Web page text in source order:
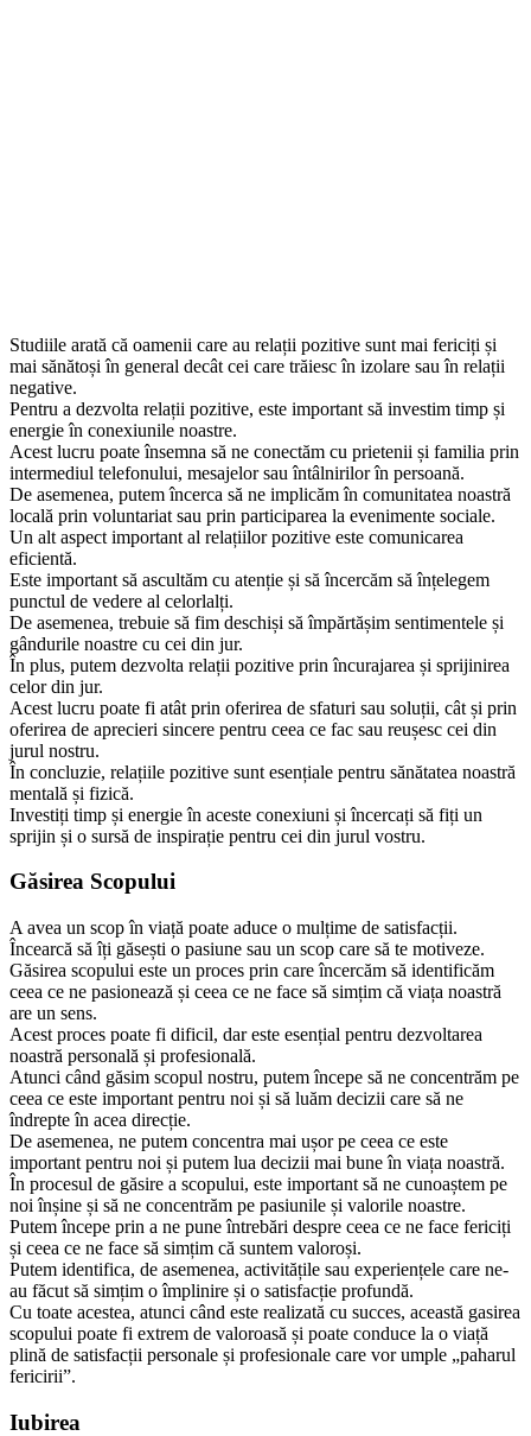
Studiile arată că oamenii care au relații pozitive sunt mai fericiți și
mai sănătoși în general decât cei care trăiesc în izolare sau în relații
negative.
Pentru a dezvolta relații pozitive, este important să investim timp și
energie în conexiunile noastre.
Acest lucru poate însemna să ne conectăm cu prietenii și familia prin
intermediul telefonului, mesajelor sau întâlnirilor în persoană.
De asemenea, putem încerca să ne implicăm în comunitatea noastră
locală prin voluntariat sau prin participarea la evenimente sociale.
Un alt aspect important al relațiilor pozitive este comunicarea
eficientă.
Este important să ascultăm cu atenție și să încercăm să înțelegem
punctul de vedere al celorlalți.
De asemenea, trebuie să fim deschiși să împărtășim sentimentele și
gândurile noastre cu cei din jur.
În plus, putem dezvolta relații pozitive prin încurajarea și sprijinirea
celor din jur.
Acest lucru poate fi atât prin oferirea de sfaturi sau soluții, cât și prin
oferirea de aprecieri sincere pentru ceea ce fac sau reușesc cei din
jurul nostru.
În concluzie, relațiile pozitive sunt esențiale pentru sănătatea noastră
mentală și fizică.
Investiți timp și energie în aceste conexiuni și încercați să fiți un
sprijin și o sursă de inspirație pentru cei din jurul vostru.
Găsirea Scopului
A avea un scop în viață poate aduce o mulțime de satisfacții.
Încearcă să îți găsești o pasiune sau un scop care să te motiveze.
Găsirea scopului este un proces prin care încercăm să identificăm
ceea ce ne pasionează și ceea ce ne face să simțim că viața noastră
are un sens.
Acest proces poate fi dificil, dar este esențial pentru dezvoltarea
noastră personală și profesională.
Atunci când găsim scopul nostru, putem începe să ne concentrăm pe
ceea ce este important pentru noi și să luăm decizii care să ne
îndrepte în acea direcție.
De asemenea, ne putem concentra mai ușor pe ceea ce este
important pentru noi și putem lua decizii mai bune în viața noastră.
În procesul de găsire a scopului, este important să ne cunoaștem pe
noi înșine și să ne concentrăm pe pasiunile și valorile noastre.
Putem începe prin a ne pune întrebări despre ceea ce ne face fericiți
și ceea ce ne face să simțim că suntem valoroși.
Putem identifica, de asemenea, activitățile sau experiențele care ne-
au făcut să simțim o împlinire și o satisfacție profundă.
Cu toate acestea, atunci când este realizată cu succes, această gasirea
scopului poate fi extrem de valoroasă și poate conduce la o viață
plină de satisfacții personale și profesionale care vor umple „paharul
fericirii”.
Iubirea